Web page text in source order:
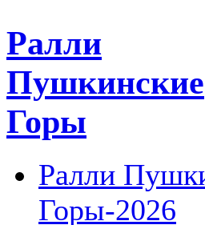
Ралли
Пушкинские
Горы
Ралли
Горы-2026